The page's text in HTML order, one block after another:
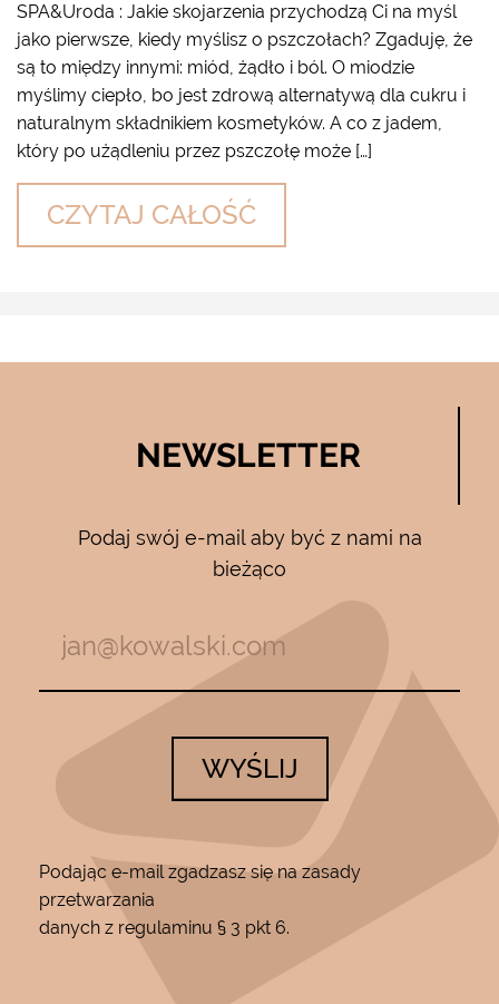
SPA&Uroda : Jakie skojarzenia przychodzą Ci na myśl
jako pierwsze, kiedy myślisz o pszczołach? Zgaduję, że
są to między innymi: miód, żądło i ból. O miodzie
myślimy ciepło, bo jest zdrową alternatywą dla cukru i
naturalnym składnikiem kosmetyków. A co z jadem,
który po użądleniu przez pszczołę może […]
CZYTAJ CAŁOŚĆ
NEWSLETTER
Podaj swój e-mail aby być z nami na
bieżąco
WYŚLIJ
Podając e-mail zgadzasz się na zasady
przetwarzania
danych z regulaminu § 3 pkt 6.